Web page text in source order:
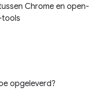
Chrome en open-
tools
opgeleverd?